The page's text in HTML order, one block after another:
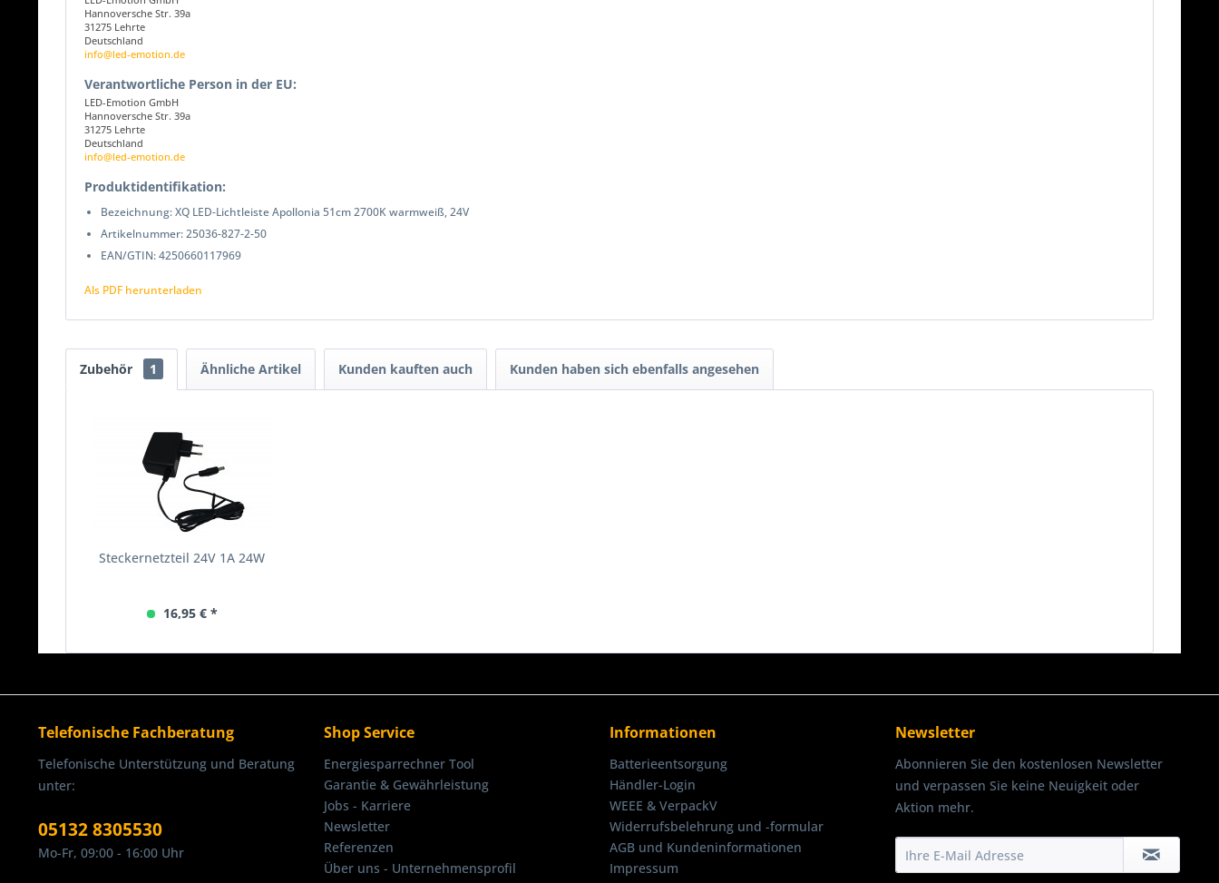
Hannoversche Str. 39a
31275 Lehrte
Deutschland
info@led-emotion.de
Verantwortliche Person in der EU:
LED-Emotion GmbH
Hannoversche Str. 39a
31275 Lehrte
Deutschland
info@led-emotion.de
Produktidentifikation:
Bezeichnung: XQ LED-Lichtleiste Apollonia 51cm 2700K warmweiß, 24V
Artikelnummer: 25036-827-2-50
EAN/GTIN: 4250660117969
Als PDF herunterladen
Zubehör 1 Ähnliche Artikel Kunden kauften auch Kunden haben sich ebenfalls angesehen
Steckernetzteil 24V 1A 24W
16,95 € *
Telefonische Fachberatung
Telefonische Unterstützung und Beratung
unter:
05132 8305530
Mo-Fr, 09:00 - 16:00 Uhr
Shop Service
Energiesparrechner Tool
Garantie & Gewährleistung
Jobs - Karriere
Newsletter
Referenzen
Über uns - Unternehmensprofil
Informationen
Batterieentsorgung
Händler-Login
WEEE & VerpackV
Widerrufsbelehrung und -formular
AGB und Kundeninformationen
Impressum
Newsletter
Abonnieren Sie den kostenlosen Newsletter
und verpassen Sie keine Neuigkeit oder
Aktion mehr.